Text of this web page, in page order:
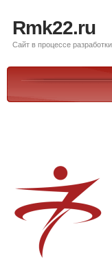
Rmk22.ru
Сайт в процессе разработки